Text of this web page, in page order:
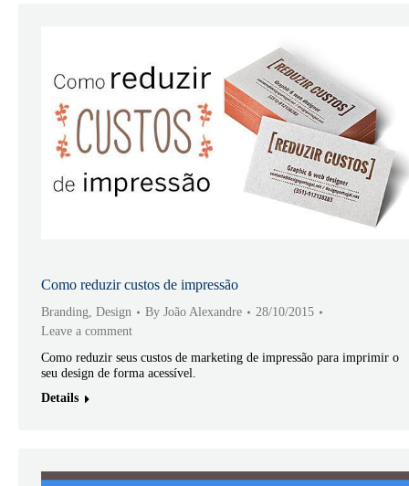
Como reduzir custos de impressão
Branding, Design By João Alexandre
28/10/2015
Leave a comment
Como reduzir seus custos de marketing de impressão para imprimir o
seu design de forma acessível.
Details